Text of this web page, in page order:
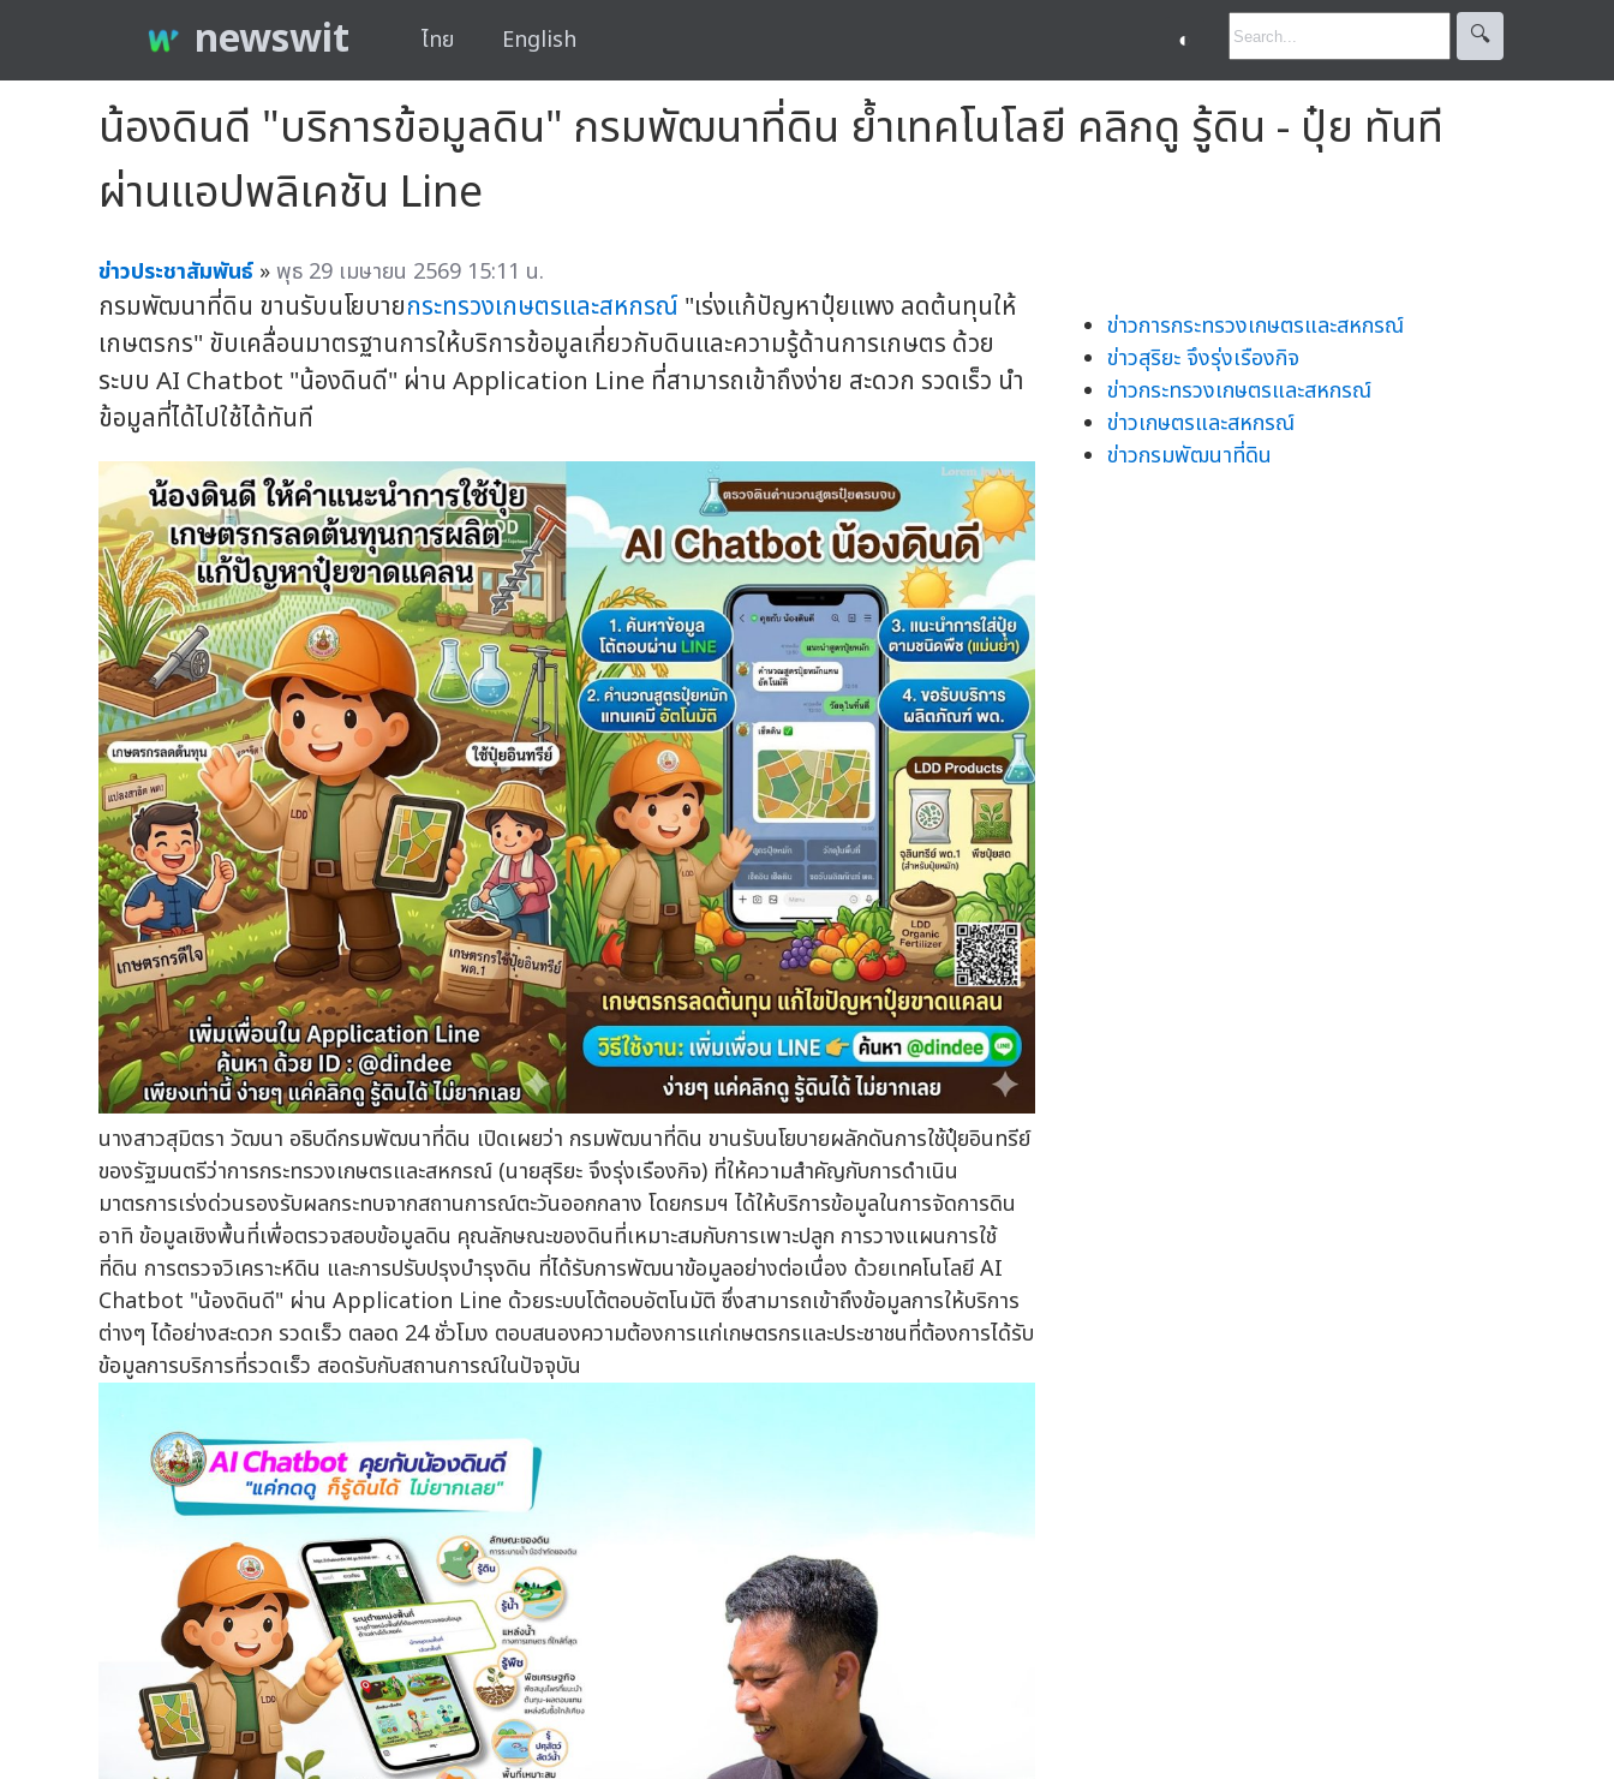
newswit ไทย English ◐ 🔍︎
น้องดินดี "บริการข้อมูลดิน" กรมพัฒนาที่ดิน ย้ำเทคโนโลยี คลิกดู รู้ดิน - ปุ๋ย ทันที
ผ่านแอปพลิเคชัน Line
ข่าวประชาสัมพันธ์ »พุธ 29 เมษายน 2569 15:11 น.
กรมพัฒนาที่ดิน ขานรับนโยบายกระทรวงเกษตรและสหกรณ์ "เร่งแก้ปัญหาปุ๋ยแพง ลดต้นทุนให้
เกษตรกร" ขับเคลื่อนมาตรฐานการให้บริการข้อมูลเกี่ยวกับดินและความรู้ด้านการเกษตร ด้วย
ระบบ AI Chatbot "น้องดินดี" ผ่าน Application Line ที่สามารถเข้าถึงง่าย สะดวก รวดเร็ว นำ
ข้อมูลที่ได้ไปใช้ได้ทันที
นางสาวสุมิตรา วัฒนา อธิบดีกรมพัฒนาที่ดิน เปิดเผยว่า กรมพัฒนาที่ดิน ขานรับนโยบายผลักดันการใช้ปุ๋ยอินทรีย์
ของรัฐมนตรีว่าการกระทรวงเกษตรและสหกรณ์ (นายสุริยะ จึงรุ่งเรืองกิจ) ที่ให้ความสำคัญกับการดำเนิน
มาตรการเร่งด่วนรองรับผลกระทบจากสถานการณ์ตะวันออกกลาง โดยกรมฯ ได้ให้บริการข้อมูลในการจัดการดิน
อาทิ ข้อมูลเชิงพื้นที่เพื่อตรวจสอบข้อมูลดิน คุณลักษณะของดินที่เหมาะสมกับการเพาะปลูก การวางแผนการใช้
ที่ดิน การตรวจวิเคราะห์ดิน และการปรับปรุงบำรุงดิน ที่ได้รับการพัฒนาข้อมูลอย่างต่อเนื่อง ด้วยเทคโนโลยี AI
Chatbot "น้องดินดี" ผ่าน Application Line ด้วยระบบโต้ตอบอัตโนมัติ ซึ่งสามารถเข้าถึงข้อมูลการให้บริการ
ต่างๆ ได้อย่างสะดวก รวดเร็ว ตลอด 24 ชั่วโมง ตอบสนองความต้องการแก่เกษตรกรและประชาชนที่ต้องการได้รับ
ข้อมูลการบริการที่รวดเร็ว สอดรับกับสถานการณ์ในปัจจุบัน
ข่าวการกระทรวงเกษตรและสหกรณ์
ข่าวสุริยะ จึงรุ่งเรืองกิจ
ข่าวกระทรวงเกษตรและสหกรณ์
ข่าวเกษตรและสหกรณ์
ข่าวกรมพัฒนาที่ดิน